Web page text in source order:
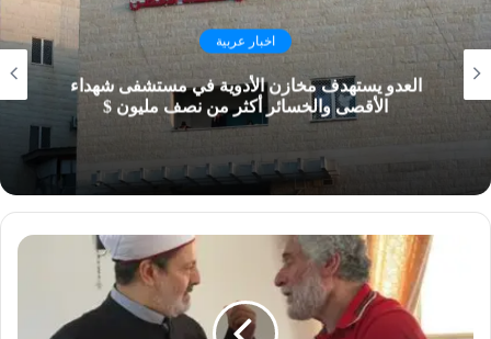
اخبار عربية
العدو يستهدف مخازن الأدوية في مستشفى شهداء
الأقصى والخسائر أكثر من نصف مليون $